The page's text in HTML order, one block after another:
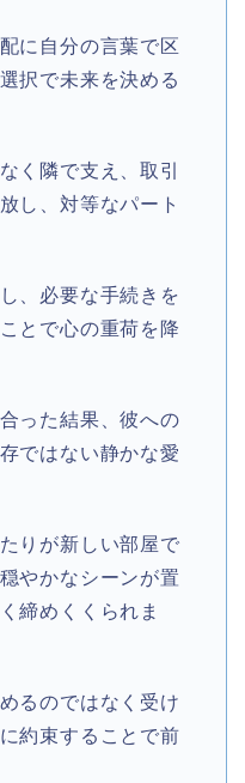
に自分の言葉で区
択で未来を決める
く隣で支え、取引
し、対等なパート
、必要な手続きを
とで心の重荷を降
った結果、彼への
ではない静かな愛
りが新しい部屋で
やかなシーンが置
締めくくられま
るのではなく受け
約束することで前